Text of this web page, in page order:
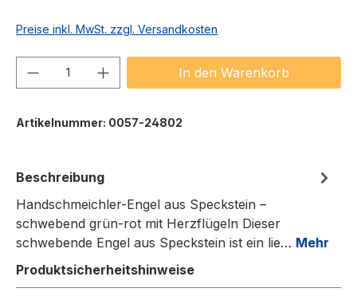
Preise inkl. MwSt. zzgl. Versandkosten
Produkt Anzahl: Gib denIn den Warenkorb
Artikelnummer: 0057-24802
Beschreibung
Handschmeichler-Engel aus Speckstein –
schwebend grün-rot mit Herzflügeln Dieser
schwebende Engel aus Speckstein ist ein lie… Mehr
Produktsicherheitshinweise